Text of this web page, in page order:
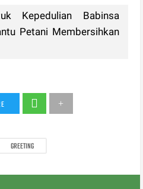
Kepedulian Babinsa
Petani Membersihkan
GREETING